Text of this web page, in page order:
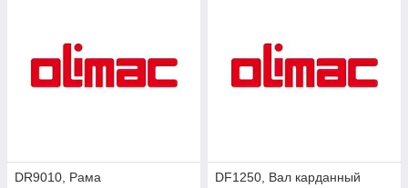
DR9010, Рама
DF1250, Вал карданный